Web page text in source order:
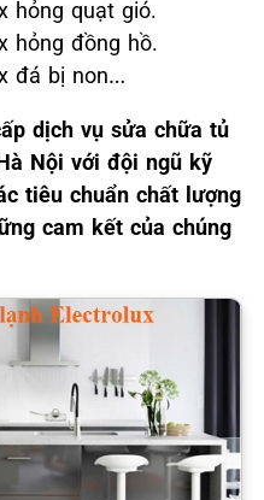
hỏng quạt gió.
hỏng đồng hồ.
đá bị non…
dịch vụ sửa chữa tủ
Nội với đội ngũ kỹ
tiêu chuẩn chất lượng
cam kết của chúng